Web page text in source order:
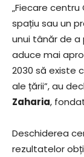
„Fiecare
spațiu sau un
unui tânăr de a
aduce mai
2030 să existe
ale țării”, au
Zaharia,
Deschiderea
rezultatelor